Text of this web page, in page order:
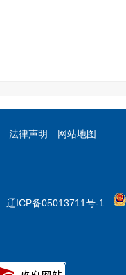
法律声明 网站地图
辽ICP备05013711号-1